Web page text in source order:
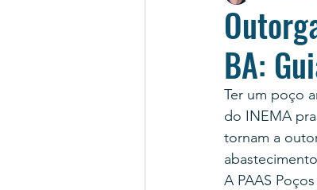
BA:
Ter um poço
do INEMA
tornam a
A PAAS